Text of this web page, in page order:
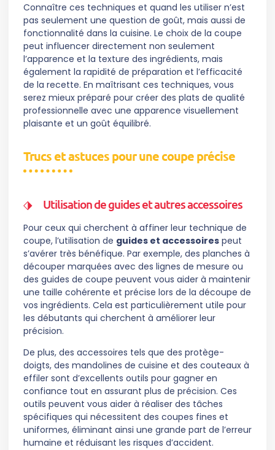
Connaître ces techniques et quand les utiliser n’est
pas seulement une question de goût, mais aussi de
fonctionnalité dans la cuisine. Le choix de la coupe
peut influencer directement non seulement
l’apparence et la texture des ingrédients, mais
également la rapidité de préparation et l’efficacité
de la recette. En maîtrisant ces techniques, vous
serez mieux préparé pour créer des plats de qualité
professionnelle avec une apparence visuellement
plaisante et un goût équilibré.
Trucs et astuces pour une coupe précise
Utilisation de guides et autres accessoires
Pour ceux qui cherchent à affiner leur technique de
coupe, l’utilisation de guides et accessoires peut
s’avérer très bénéfique. Par exemple, des planches à
découper marquées avec des lignes de mesure ou
des guides de coupe peuvent vous aider à maintenir
une taille cohérente et précise lors de la découpe de
vos ingrédients. Cela est particulièrement utile pour
les débutants qui cherchent à améliorer leur
précision.
De plus, des accessoires tels que des protège-
doigts, des mandolines de cuisine et des couteaux à
effiler sont d’excellents outils pour gagner en
confiance tout en assurant plus de précision. Ces
outils peuvent vous aider à réaliser des tâches
spécifiques qui nécessitent des coupes fines et
uniformes, éliminant ainsi une grande part de l’erreur
humaine et réduisant les risques d’accident.